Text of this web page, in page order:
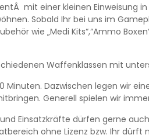
mit einer kleinen Einweisung
Sobald Ihr bei uns im
wie „Medi Kits“,“Ammo
Waffenklassen mit
Minuten. Dazwischen legen wir
Generell spielen wir
Einsatzkräfte dürfen gerne
ohne Lizenz bzw. Ihr